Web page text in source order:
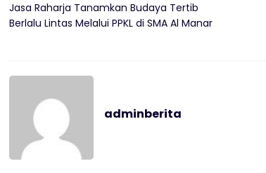
Jasa Raharja Tanamkan Budaya Tertib
Berlalu Lintas Melalui PPKL di SMA Al Manar
adminberita